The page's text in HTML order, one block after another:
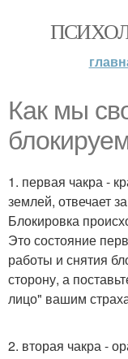
Как мы
1. первая чакра -
землей, отвечает
Блокировка
Это состояние
работы и снятия
сторону, а
лицо" вашим
2. вторая чакра -